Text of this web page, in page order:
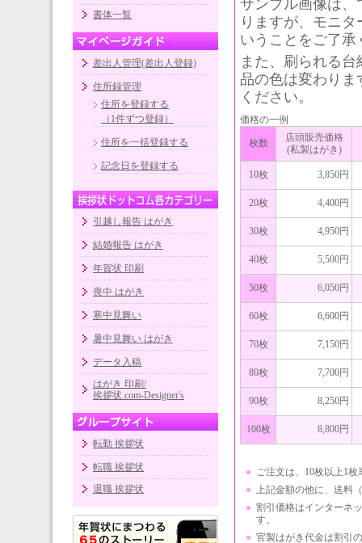
書体一覧
差出人管理(差出人登録)
住所録管理
住所を登録する
（1件ずつ登録）
住所を一括登録する
記念日を登録する
引越し報告 はがき
結婚報告 はがき
年賀状 印刷
喪中 はがき
寒中見舞い
暑中見舞い はがき
データ入稿
はがき 印刷/
挨拶状.com-Designer's
転勤 挨拶状
転職 挨拶状
退職 挨拶状
サンプル画像は、
りますが、モニ
いうことをご了承
また、刷られる
品の色は変わり
ください。
価格の一例
枚数
店頭販売価格
(私製はがき)
10枚 3,850円
20枚 4,400円
30枚 4,950円
40枚 5,500円
50枚 6,050円
60枚 6,600円
70枚 7,150円
80枚 7,700円
90枚 8,250円
100枚 8,800円
● ご注文は、10枚以上1
● 上記金額の他に、送料
● 割引価格はインターネ
す。
● 官製はがき代金は割引